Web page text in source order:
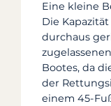
Eine kleine
Die
durchaus
Bootes, da
der
einem 45-